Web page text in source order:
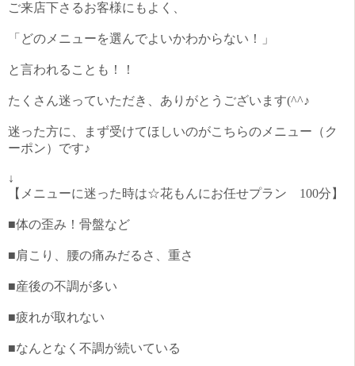
ご来店下さるお客様にもよく、
「どのメニューを選んでよいかわからない！」
と言われることも！！
たくさん迷っていただき、ありがとうございます(^^♪
迷った方に、まず受けてほしいのがこちらのメニュー（ク
ーポン）です♪
↓
【メニューに迷った時は☆花もんにお任せプラン 100分】
■体の歪み！骨盤など
■肩こり、腰の痛みだるさ、重さ
■産後の不調が多い
■疲れが取れない
■なんとなく不調が続いている